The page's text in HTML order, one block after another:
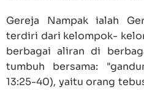
Gereja Nampak ialah
terdiri dari kelompok-
berbagai aliran di
tumbuh bersama:
13:25-40), yaitu orang